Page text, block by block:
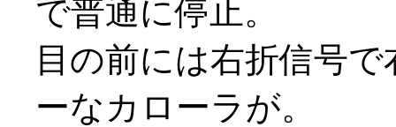
で普通に停止。
目の前には右折信号
ーなカローラが。